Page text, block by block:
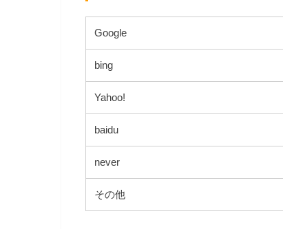
Google
bing
Yahoo!
baidu
never
その他